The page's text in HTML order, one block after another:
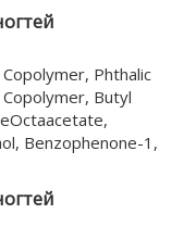
Phthalic
Butyl
Benzophenone-1,